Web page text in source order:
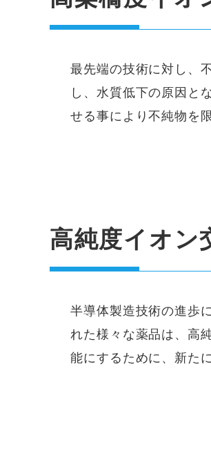
最先端の技術に対し、
し、水質低下の原因と
せる事により不純物を
高純度イオン
半導体製造技術の進歩
れた様々な薬品は、高
能にするために、新た